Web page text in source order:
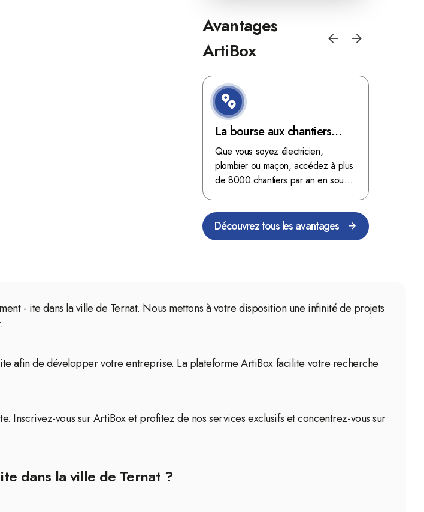
Avantages
ArtiBox
La bourse aux chantiers
d'ArtiBox Belgique, véritable
mine d'or !
Que vous soyez électricien,
plombier ou maçon, accédez à plus
de 8000 chantiers par an en sous-
Découvrez tous les avantages
- ite dans la ville de Ternat. Nous mettons à votre disposition une infinité de projets
afin de développer votre entreprise. La plateforme ArtiBox facilite votre recherche
Inscrivez-vous sur ArtiBox et profitez de nos services exclusifs et concentrez-vous sur
dans la ville de Ternat ?